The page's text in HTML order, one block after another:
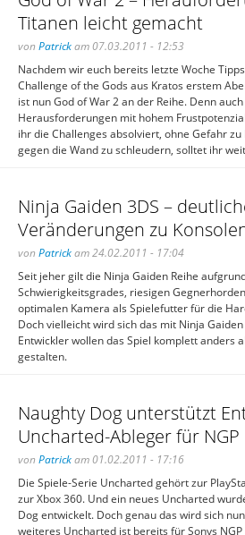
Titanen leicht gemacht
von Patrickam 07.03.2011 - 12:53
Nachdem wir euch bereits letzte Woche
Challenge of the Gods aus Kratos erstem
ist nun God of War 2 an der Reihe. Denn
Herausforderungen mit hohem
ihr die Challenges absolviert, ohne Gefahr
gegen die Wand zu schleudern, solltet ihr
Ninja Gaiden 3DS –
Veränderungen zu
von Patrickam 24.02.2011 - 17:04
Seit jeher gilt die Ninja Gaiden Reihe
Schwierigkeitsgrades, riesigen
optimalen Kamera als Spielefutter für die
Doch vielleicht wird sich das mit Ninja
Entwickler wollen das Spiel komplett anders
gestalten.
Naughty Dog unterstützt
Uncharted-Ableger für NGP
von Patrickam 01.02.2011 - 17:16
Die Spiele-Serie Uncharted gehört zur
zur Xbox 360. Und ein neues Uncharted
Dog entwickelt. Doch genau das wird sich
weiteres Uncharted ist bereits für Sonys